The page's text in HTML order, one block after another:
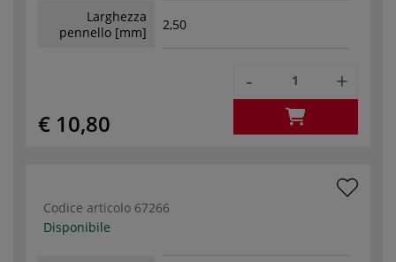
Larghezza
pennello [mm]
2,50
€ 10,80
- +
Codice articolo 67266
Disponibile